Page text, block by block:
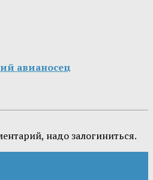
авианосец
надо залогиниться.